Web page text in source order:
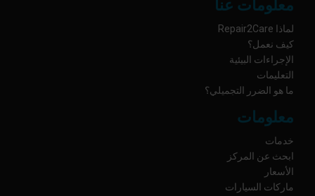
معلومات عنا
لماذا Repair2Care
كيف نعمل؟
الإجراءات البيئية
التعليمات
ما هو الضرر التجميلي؟
معلومات
خدمات
ابحث عن المركز
الأسعار
ماركات السيارات